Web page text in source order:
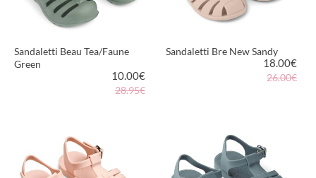
Sandaletti Beau Tea/Faune
Green
10.00€
28.95€
Sandaletti Bre New Sandy
18.00€
26.00€
VEDI PRODOTTO